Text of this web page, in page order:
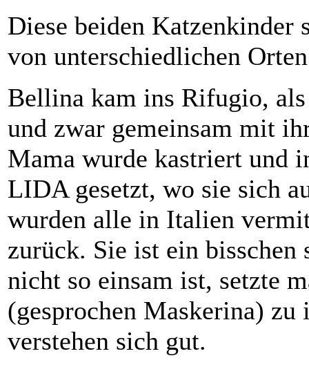
Diese beiden Katzenkinder
von unterschiedlichen
Bellina kam ins Rifugio,
und zwar gemeinsam mit
Mama wurde kastriert und
LIDA gesetzt, wo sie sich
wurden alle in Italien
zurück. Sie ist ein
nicht so einsam ist, setzte
(gesprochen Maskerina)
verstehen sich gut.